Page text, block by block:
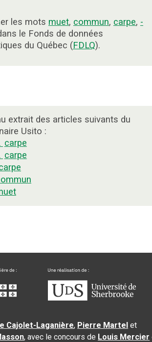
les mots muet, commun, carpe, -
le Fonds de données
du Québec (FDLQ).
extrait des articles suivants du
Usito :
carpe
carpe
Cajolet-Laganière, Pierre Martel et
, avec le concours de Louis Mercier